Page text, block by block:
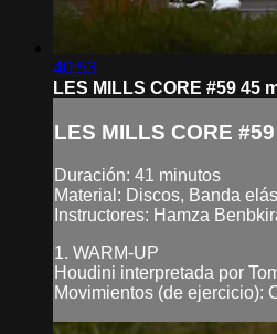
40:53
LES MILLS CORE #59 45
LES MILLS CORE
Duración: 41 minutos
Material: Discos, Banda
Instructores: Hamza
1. WARM-UP
Houdini interpretada por
Movimientos (de ejercicio):